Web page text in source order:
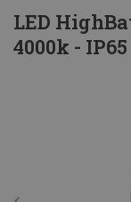
LED
4000k - IP65